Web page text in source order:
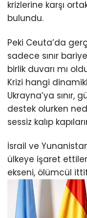
krizlerine karşı
bulundu.
Peki Ceuta’da
sadece sınır
birlik duvarı mı
Krizi hangi
Ukrayna’ya sınır,
destek olurken
sessiz kalıp
İsrail ve
ülkeye işaret
ekseni, ölümcül